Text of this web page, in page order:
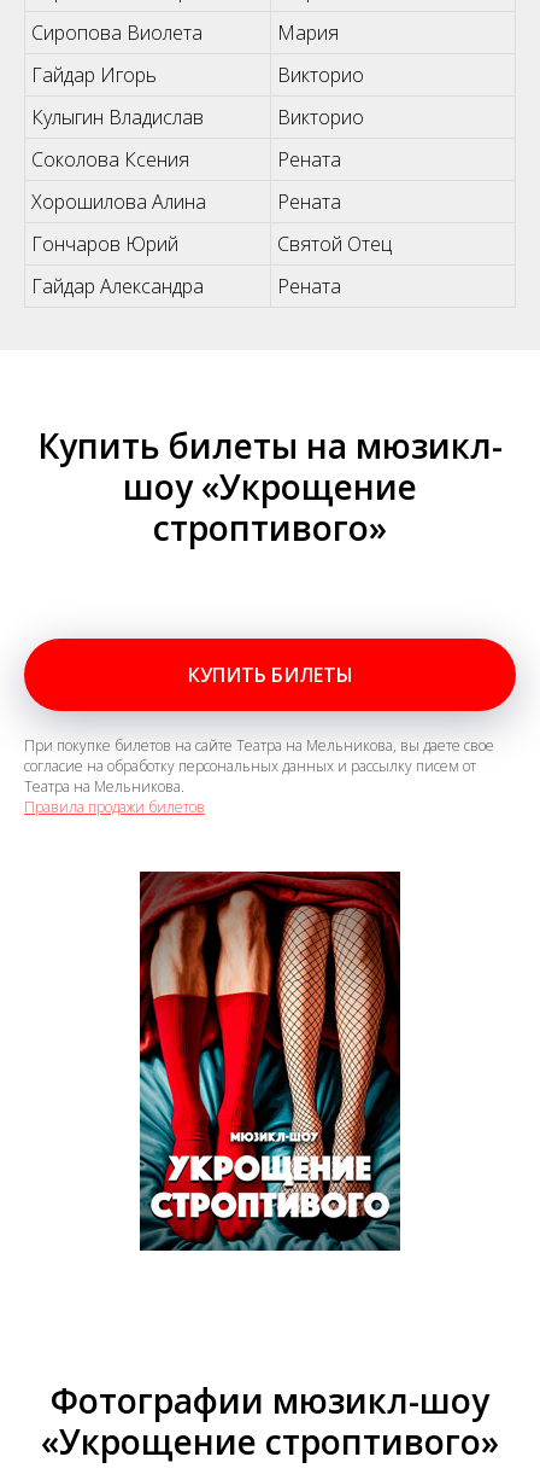
Сиропова Виолета
Мария
Гайдар Игорь
Викторио
Кулыгин Владислав
Викторио
Соколова Ксения
Рената
Хорошилова Алина
Рената
Гончаров Юрий
Святой Отец
Гайдар Александра
Рената
Купить билеты на мюзикл-
шоу «Укрощение
строптивого»
КУПИТЬ БИЛЕТЫ
При покупке билетов на сайте Театра на Мельникова, вы даете свое
согласие на обработку персональных данных и рассылку писем от
Театра на Мельникова.
Правила продажи билетов
Фотографии мюзикл-шоу
«Укрощение строптивого»